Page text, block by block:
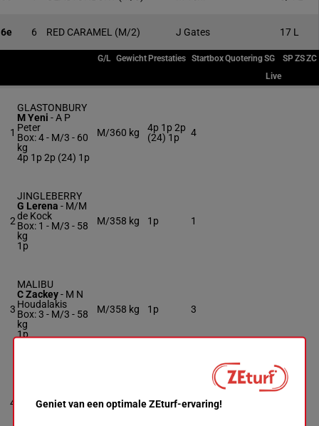
6e 6 RED CARAMEL (M/2) J Gates 17 L
G/L Gewicht Prestaties StartboxQuoteringSG SPZSZC
Live
1
GLASTONBURY
M Yeni -A P
Peter
Box: 4 - M/3 - 60
kg
4p 1p 2p (24) 1p
M/360 kg
4p 1p 2p
(24) 1p
4
2
JINGLEBERRY
G Lerena - M/M
de Kock
Box: 1 - M/3 - 58
kg
1p
M/358 kg 1p 1
3
MALIBU
C Zackey- M N
Houdalakis
Box: 3 - M/3 - 58
kg
1p
M/358 kg 1p 3
4
Tarry
M/358 kg 2p 1p 2p 5
Geniet van een optimale ZEturf-ervaring!